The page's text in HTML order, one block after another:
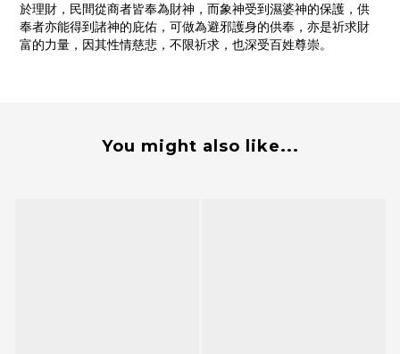
於理財，民間從商者皆奉為財神，而象神受到濕婆神的保護，供
奉者亦能得到諸神的庇佑，可做為避邪護身的供奉，亦是祈求財
富的力量，因其性情慈悲，不限祈求，也深受百姓尊崇。
You might also like...